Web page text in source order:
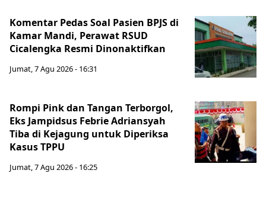
Komentar Pedas Soal Pasien BPJS di
Kamar Mandi, Perawat RSUD
Cicalengka Resmi Dinonaktifkan
Jumat, 7 Agu 2026 - 16:31
Rompi Pink dan Tangan Terborgol,
Eks Jampidsus Febrie Adriansyah
Tiba di Kejagung untuk Diperiksa
Kasus TPPU
Jumat, 7 Agu 2026 - 16:25